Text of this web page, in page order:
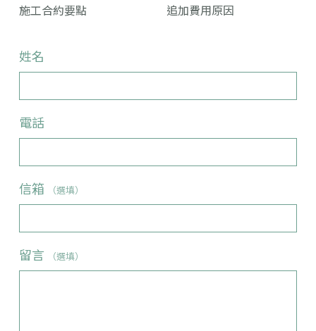
施工合約要點
追加費用原因
姓名
電話
信箱 （選填）
留言 （選填）